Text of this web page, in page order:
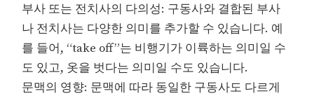
부사 또는 전치사의 다의성: 구동사와 결합된 부사
나 전치사는 다양한 의미를 추가할 수 있습니다. 예
를 들어, “take off”는 비행기가 이륙하는 의미일 수
도 있고, 옷을 벗다는 의미일 수도 있습니다.
문맥의 영향: 문맥에 따라 동일한 구동사도 다르게